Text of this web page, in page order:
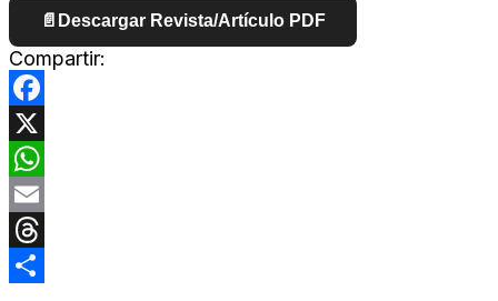
📄 Descargar Revista/Artículo PDF
Compartir:
Facebook
X
WhatsApp
Email
Threads